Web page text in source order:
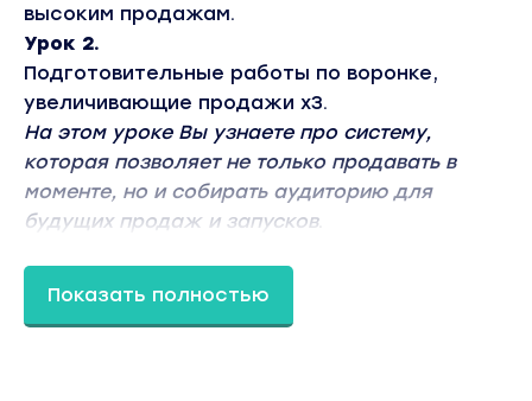
высоким продажам.
Урок 2.
Подготовительные работы по воронке,
увеличивающие продажи х3.
На этом уроке Вы узнаете про систему,
которая позволяет не только продавать в
моменте, но и собирать аудиторию для
будущих продаж и запусков.
Показать полностью